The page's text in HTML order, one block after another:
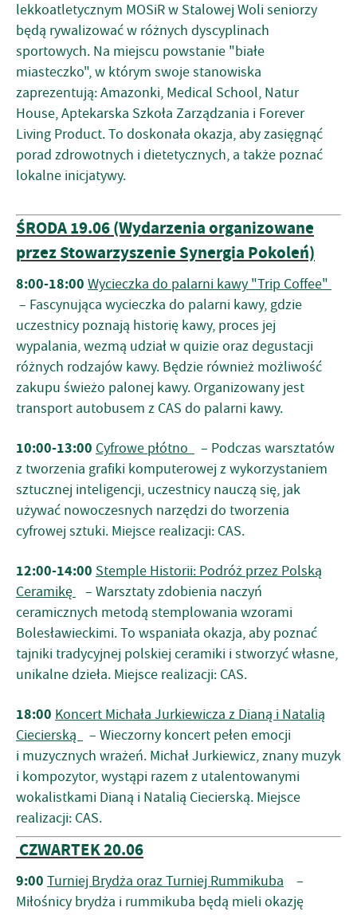
lekkoatletycznym MOSiR w Stalowej Woli seniorzy
będą rywalizować w różnych dyscyplinach
sportowych. Na miejscu powstanie "białe
miasteczko", w którym swoje stanowiska
zaprezentują: Amazonki, Medical School, Natur
House, Aptekarska Szkoła Zarządzania i Forever
Living Product. To doskonała okazja, aby zasięgnąć
porad zdrowotnych i dietetycznych, a także poznać
lokalne inicjatywy.
ŚRODA 19.06 (Wydarzenia organizowane
przez Stowarzyszenie Synergia Pokoleń)
8:00-18:00 Wycieczka do palarni kawy "Trip Coffee"
– Fascynująca wycieczka do palarni kawy, gdzie
uczestnicy poznają historię kawy, proces jej
wypalania, wezmą udział w quizie oraz degustacji
różnych rodzajów kawy. Będzie również możliwość
zakupu świeżo palonej kawy. Organizowany jest
transport autobusem z CAS do palarni kawy.
10:00-13:00 Cyfrowe płótno
– Podczas warsztatów
z tworzenia grafiki komputerowej z wykorzystaniem
sztucznej inteligencji, uczestnicy nauczą się, jak
używać nowoczesnych narzędzi do tworzenia
cyfrowej sztuki. Miejsce realizacji: CAS.
12:00-14:00 Stemple Historii: Podróż przez Polską
Ceramikę
– Warsztaty zdobienia naczyń
ceramicznych metodą stemplowania wzorami
Bolesławieckimi. To wspaniała okazja, aby poznać
tajniki tradycyjnej polskiej ceramiki i stworzyć własne,
unikalne dzieła. Miejsce realizacji: CAS.
18:00 Koncert Michała Jurkiewicza z Dianą i Natalią
Ciecierską
– Wieczorny koncert pełen emocji
i muzycznych wrażeń. Michał Jurkiewicz, znany muzyk
i kompozytor, wystąpi razem z utalentowanymi
wokalistkami Dianą i Natalią Ciecierską. Miejsce
realizacji: CAS.
CZWARTEK 20.06
9:00 Turniej Brydża oraz Turniej Rummikuba –
Miłośnicy brydża i rummikuba będą mieli okazję